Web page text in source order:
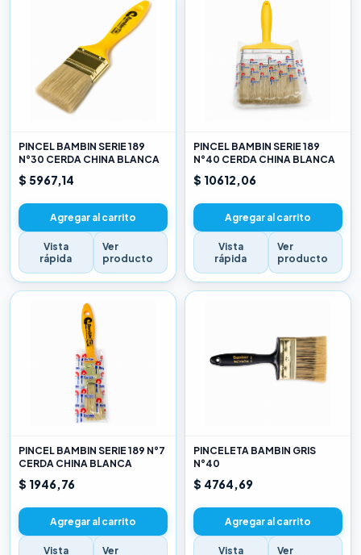
PINCEL BAMBIN SERIE 189
N°30 CERDA CHINA BLANCA
$ 5967,14
Agregar al carrito
Vista
rápida
Ver
producto
PINCEL BAMBIN SERIE 189
N°40 CERDA CHINA BLANCA
$ 10612,06
Agregar al carrito
Vista
rápida
Ver
producto
PINCEL BAMBIN SERIE 189 N°7
CERDA CHINA BLANCA
$ 1946,76
Agregar al carrito
Vista
Ver
PINCELETA BAMBIN GRIS
N°40
$ 4764,69
Agregar al carrito
Vista
Ver